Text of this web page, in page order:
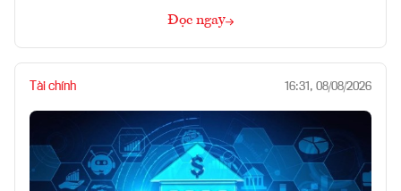
Đọc ngay
Tài chính 16:31, 08/08/2026